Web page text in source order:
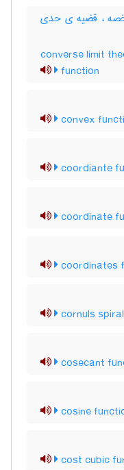
، قضیه ی حدی
converse limit
function
convex
coordiante
coordinate
coordinates
cornuls
cosecant
cosine
cost cubic